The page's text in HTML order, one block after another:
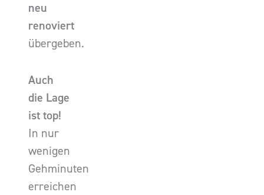
neu
renoviert
übergeben.
Auch
die Lage
ist top!
In nur
wenigen
Gehminuten
erreichen